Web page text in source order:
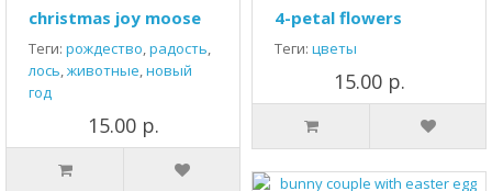
christmas joy moose
Теги: рождество,радость,
лось,животные,новый
год
15.00 р.
4-petal flowers
Теги: цветы
15.00 р.